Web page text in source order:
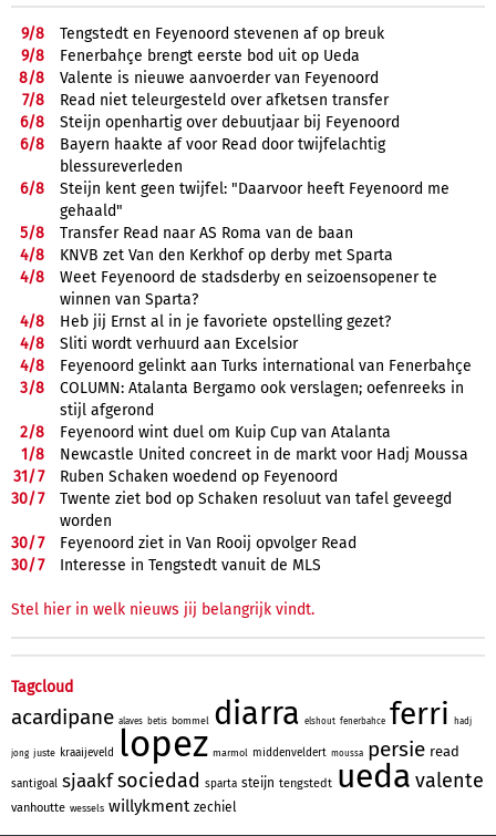
9/8
Tengstedt en Feyenoord stevenen af op breuk
9/8
Fenerbahçe brengt eerste bod uit op Ueda
8/8
Valente is nieuwe aanvoerder van Feyenoord
7/8
Read niet teleurgesteld over afketsen transfer
6/8
Steijn openhartig over debuutjaar bij Feyenoord
6/8
Bayern haakte af voor Read door twijfelachtig
blessureverleden
6/8
Steijn kent geen twijfel: "Daarvoor heeft Feyenoord me
gehaald"
5/8
Transfer Read naar AS Roma van de baan
4/8
KNVB zet Van den Kerkhof op derby met Sparta
4/8
Weet Feyenoord de stadsderby en seizoensopener te
winnen van Sparta?
4/8
Heb jij Ernst al in je favoriete opstelling gezet?
4/8
Sliti wordt verhuurd aan Excelsior
4/8
Feyenoord gelinkt aan Turks international van Fenerbahçe
3/8
COLUMN: Atalanta Bergamo ook verslagen; oefenreeks in
stijl afgerond
2/8
Feyenoord wint duel om Kuip Cup van Atalanta
1/8
Newcastle United concreet in de markt voor Hadj Moussa
31/7
Ruben Schaken woedend op Feyenoord
30/7
Twente ziet bod op Schaken resoluut van tafel geveegd
worden
30/7
Feyenoord ziet in Van Rooij opvolger Read
30/7 Interesse in Tengstedt vanuit de MLS
Stel hier in welk nieuws jij belangrijk vindt.
Tagcloud
acardipane alaves betis bommel diarra elshout fenerbahce ferri hadj
jong juste kraaijeveld lopez marmol middenveldert moussa persie read
santigoal sjaakfsociedad sparta steijn tengstedt ueda valente
vanhoutte wessels willykment zechiel